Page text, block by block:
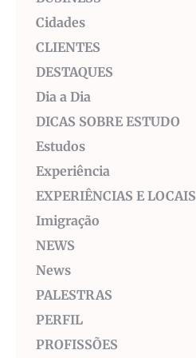
Cidades
CLIENTES
DESTAQUES
Dia a Dia
DICAS SOBRE ESTUDO
Estudos
Experiência
EXPERIÊNCIAS E LOCAIS
Imigração
NEWS
News
PALESTRAS
PERFIL
PROFISSÕES